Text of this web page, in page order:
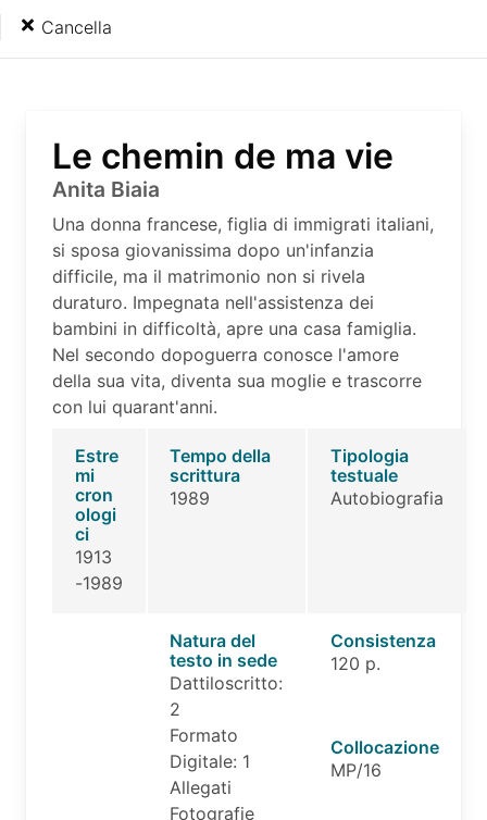
Cancella
Le chemin de ma vie
Anita Biaia
Una donna francese, figlia di immigrati italiani,
si sposa giovanissima dopo un'infanzia
difficile, ma il matrimonio non si rivela
duraturo. Impegnata nell'assistenza dei
bambini in difficoltà, apre una casa famiglia.
Nel secondo dopoguerra conosce l'amore
della sua vita, diventa sua moglie e trascorre
con lui quarant'anni.
Estre
mi
cron
ologi
ci
1913
-1989
Tempo della
scrittura
1989
Tipologia
testuale
Autobiografia
Natura del
testo in sede
Dattiloscritto:
2
Formato
Digitale: 1
Allegati
Fotografie
Consistenza
120 p.
Collocazione
MP/16